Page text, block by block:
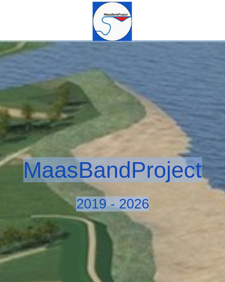
MaasBandProject
2019 - 2026